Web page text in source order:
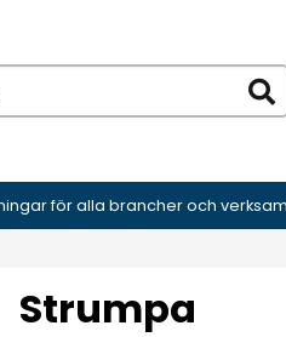
för alla brancher och
Strumpa